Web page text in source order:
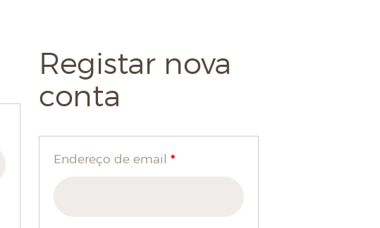
Registar nova
conta
Endereço de email *